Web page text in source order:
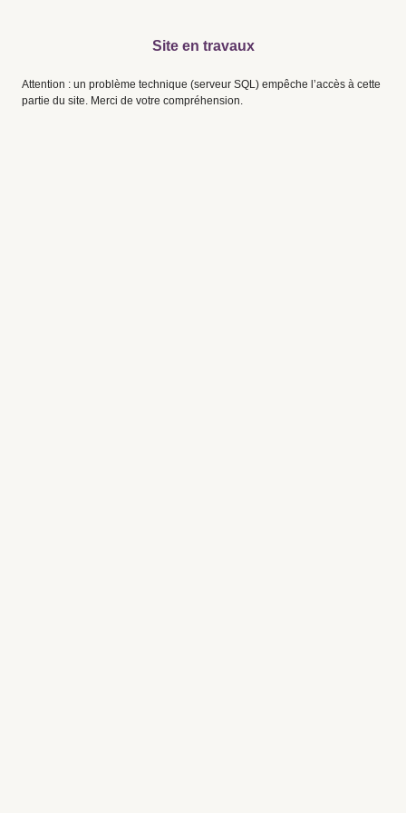
Site en travaux
Attention : un problème technique (serveur SQL) empêche l’accès à cette
partie du site. Merci de votre compréhension.